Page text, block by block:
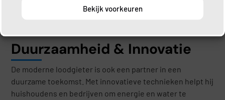
Bekijk voorkeuren
Duurzaamheid & Innovatie
De moderne loodgieter is ook een partner in een
duurzame toekomst. Met innovatieve technieken helpt hij
huishoudens en bedrijven om energie en water te